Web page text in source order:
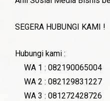
SEGERA HUBUNGI KAMI !
Hubungi kami :
WA 1 : 082190065004
WA 2 : 082129831227
WA 3 : 081272428726